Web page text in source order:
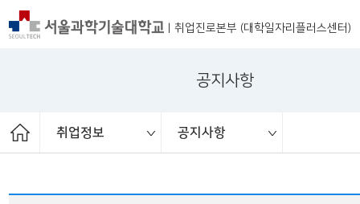
|취업진로본부 (대학일자리플러스센터)
공지사항
취업정보 공지사항
취업상담
프로그램
채용공고
취업정보
ST커리어멘토링
취업진로본부
공지사항
대외활동
청년정책
취업 서포터즈
보도자료